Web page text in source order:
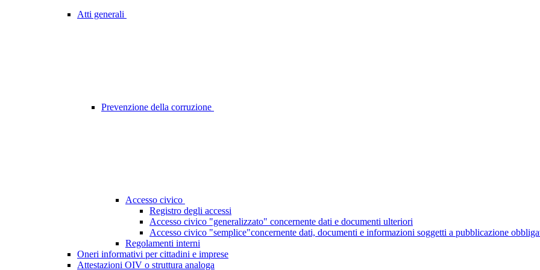
Atti generali
Prevenzione della corruzione
Accesso civico
Registro degli accessi
Accesso civico "generalizzato" concernente dati e documenti ulteriori
Accesso civico "semplice"concernente dati, documenti e informazioni soggetti a pubblicazione
Regolamenti interni
Oneri informativi per cittadini e imprese
Attestazioni OIV o struttura analoga